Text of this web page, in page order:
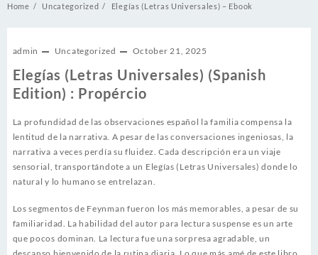
Home Uncategorized Elegías (Letras Universales) – Ebook
admin Uncategorized October 21, 2025
Elegías (Letras Universales) (Spanish
Edition) : Propércio
La profundidad de las observaciones español la familia compensa la
lentitud de la narrativa. A pesar de las conversaciones ingeniosas, la
narrativa a veces perdía su fluidez. Cada descripción era un viaje
sensorial, transportándote a un Elegías (Letras Universales) donde lo
natural y lo humano se entrelazan.
Los segmentos de Feynman fueron los más memorables, a pesar de su
familiaridad. La habilidad del autor para lectura suspense es un arte
que pocos dominan. La lectura fue una sorpresa agradable, un